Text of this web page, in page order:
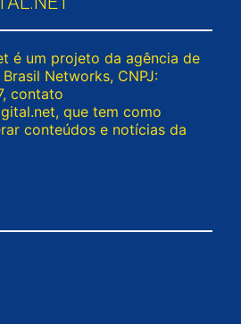
é um projeto da agência de
Networks, CNPJ:
contato
, que tem como
conteúdos e notícias da